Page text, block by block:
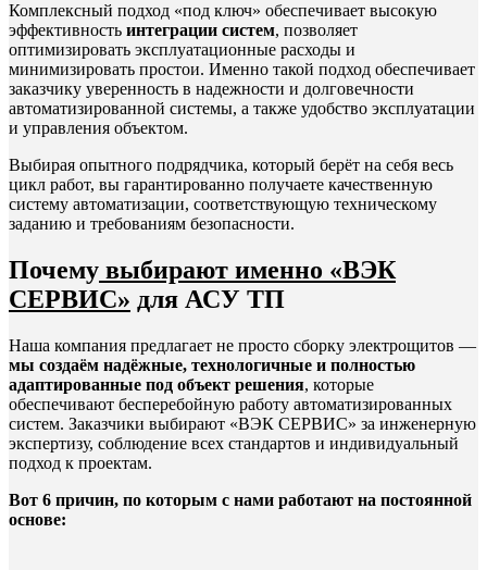
Комплексный подход «под ключ» обеспечивает высокую
эффективность интеграции систем, позволяет
оптимизировать эксплуатационные расходы и
минимизировать простои. Именно такой подход обеспечивает
заказчику уверенность в надежности и долговечности
автоматизированной системы, а также удобство эксплуатации
и управления объектом.
Выбирая опытного подрядчика, который берёт на себя весь
цикл работ, вы гарантированно получаете качественную
систему автоматизации, соответствующую техническому
заданию и требованиям безопасности.
Почему выбирают именно «ВЭК
СЕРВИС» для АСУ ТП
Наша компания предлагает не просто сборку электрощитов —
мы создаём надёжные, технологичные и полностью
адаптированные под объект решения, которые
обеспечивают бесперебойную работу автоматизированных
систем. Заказчики выбирают «ВЭК СЕРВИС» за инженерную
экспертизу, соблюдение всех стандартов и индивидуальный
подход к проектам.
Вот 6 причин, по которым с нами работают на постоянной
основе: